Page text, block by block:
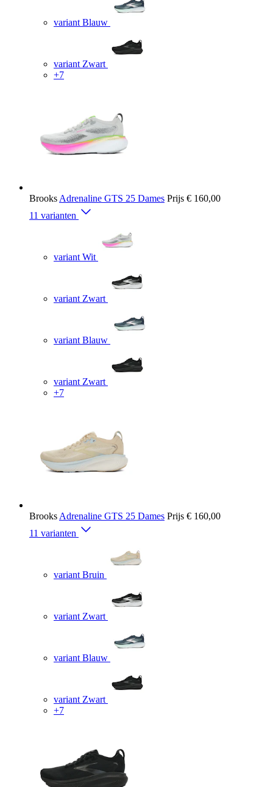
variant Blauw
variant Zwart
+7
Brooks Adrenaline GTS 25 Dames Prijs € 160,00
11 varianten
variant Wit
variant Zwart
variant Blauw
variant Zwart
+7
Brooks Adrenaline GTS 25 Dames Prijs € 160,00
11 varianten
variant Bruin
variant Zwart
variant Blauw
variant Zwart
+7